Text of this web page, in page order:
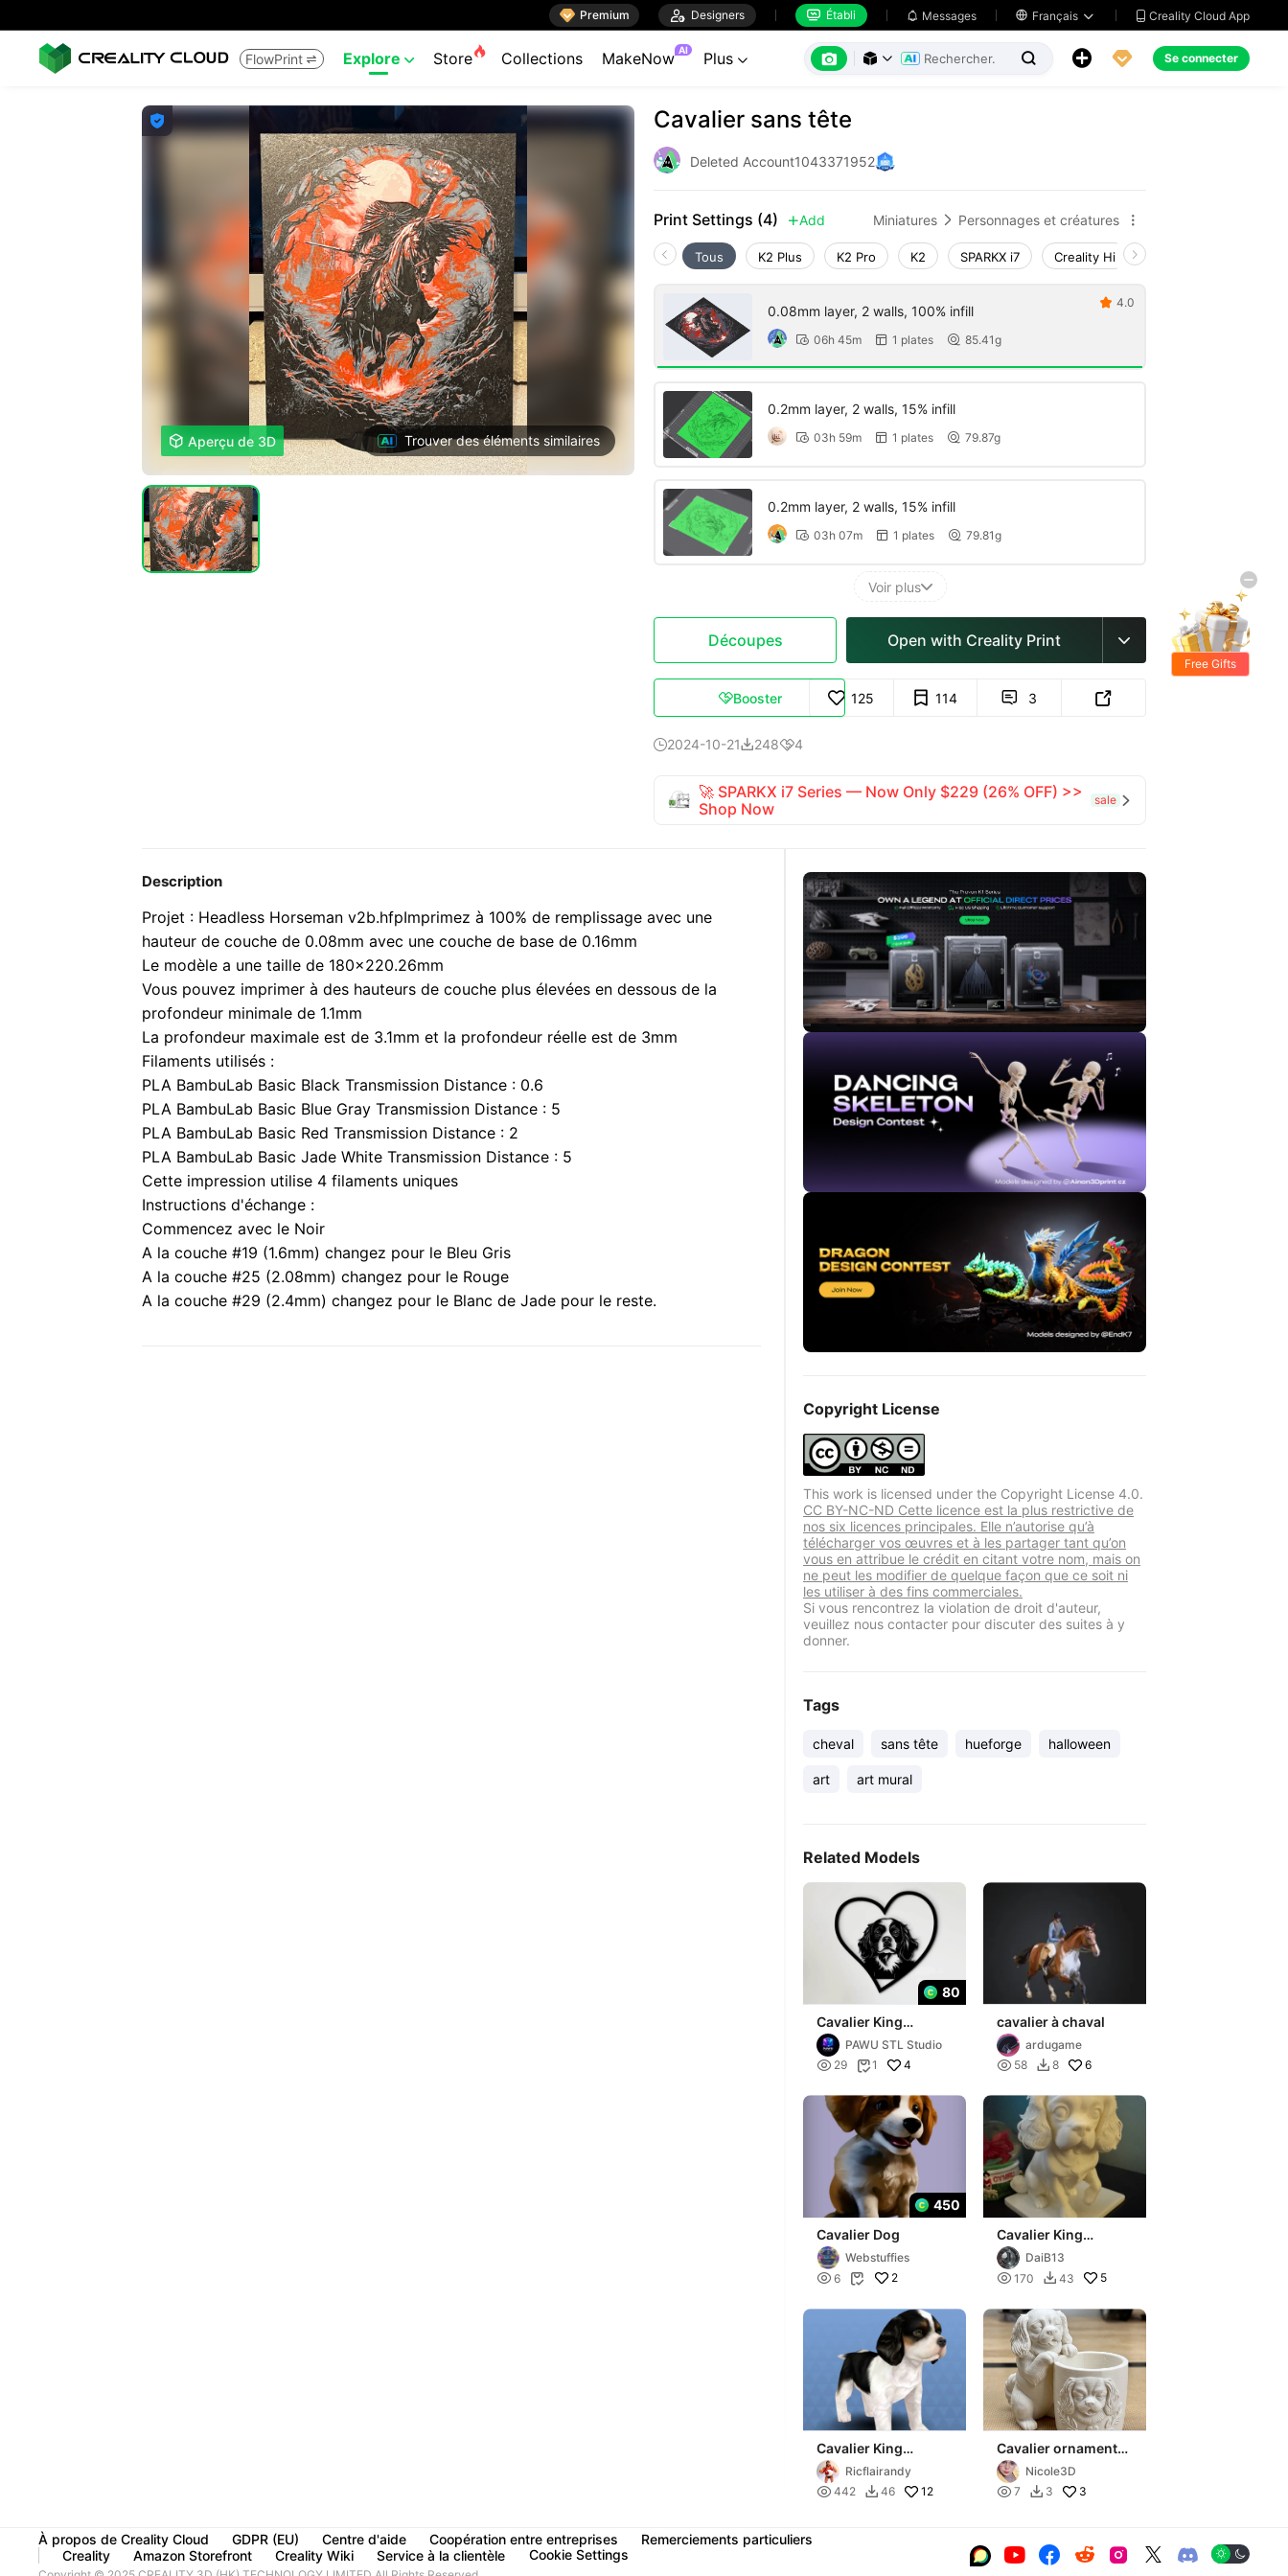
 Premium  Designers  Établi  Messages  Français   Creality Cloud App
FlowPrint  Explore  Store Collections MakeNow AI Plus        Se connecter

 Aperçu de 3D Trouver des éléments similaires
Cavalier sans tête
Deleted Account1043371952
Print Settings (4) Add Miniatures  Personnages et créatures 
Tous K2 Plus K2 Pro K2 SPARKX i7 Creality Hi
0.08mm layer, 2 walls, 100% infill
 06h 45m  1 plates  85.41g
 4.0
0.2mm layer, 2 walls, 15% infill
 03h 59m  1 plates  79.87g
0.2mm layer, 2 walls, 15% infill
 03h 07m  1 plates  79.81g
Voir plus
Découpes Open with Creality Print 
Booster 125 114  3 
2024-10-212484
🚀 SPARKX i7 Series — Now Only $229 (26% OFF) >>
Shop Now
sale 
Description
Projet : Headless Horseman v2b.hfpImprimez à 100% de remplissage avec une
hauteur de couche de 0.08mm avec une couche de base de 0.16mm
Le modèle a une taille de 180x220.26mm
Vous pouvez imprimer à des hauteurs de couche plus élevées en dessous de la
profondeur minimale de 1.1mm
La profondeur maximale est de 3.1mm et la profondeur réelle est de 3mm
Filaments utilisés :
PLA BambuLab Basic Black Transmission Distance : 0.6
PLA BambuLab Basic Blue Gray Transmission Distance : 5
PLA BambuLab Basic Red Transmission Distance : 2
PLA BambuLab Basic Jade White Transmission Distance : 5
Cette impression utilise 4 filaments uniques
Instructions d'échange :
Commencez avec le Noir
A la couche #19 (1.6mm) changez pour le Bleu Gris
A la couche #25 (2.08mm) changez pour le Rouge
A la couche #29 (2.4mm) changez pour le Blanc de Jade pour le reste.
Copyright License
This work is licensed under the Copyright License 4.0.
CC BY-NC-ND Cette licence est la plus restrictive de
nos six licences principales. Elle n’autorise qu’à
télécharger vos œuvres et à les partager tant qu’on
vous en attribue le crédit en citant votre nom, mais on
ne peut les modifier de quelque façon que ce soit ni
les utiliser à des fins commerciales.
Si vous rencontrez la violation de droit d'auteur,
veuillez nous contacter pour discuter des suites à y
donner.
Tags
cheval sans tête hueforge halloween
art art mural
Related Models
80
Cavalier King
CharlesPAWU STL Studio
 29 1 4
cavalier à chaval
ardugame
 58  8 6
450
Cavalier Dog
Webstuffies
 6  2
Cavalier King
Charles
DaiB13
 170  43 5
Cavalier King
Charles Spaniel
from Nintendogs +
Cats
Ricflairandy
 442  46 12
Cavalier ornamental
dog Nicole3D
 7  3 3
À propos de Creality Cloud GDPR (EU) Centre d'aide Coopération entre entreprises
Remerciements particuliers
Creality
Amazon Storefront Creality Wiki Service à la clientèle Cookie Settings      
Free Gifts